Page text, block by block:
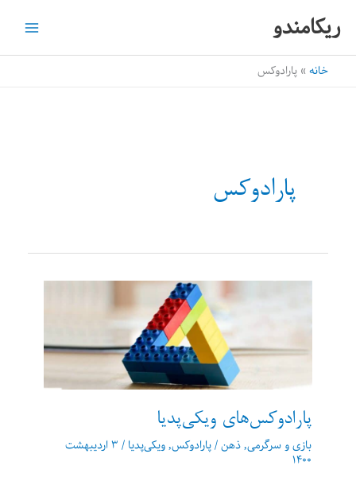
ریکامندو
خانه پارادوکس
پارادوکس
پارادوکس‌های ویکی‌پدیا
بازی و سرگرمی,ذهن/پارادوکس,ویکی‌پدیا / ۳ اردیبهشت
۱۴۰۰